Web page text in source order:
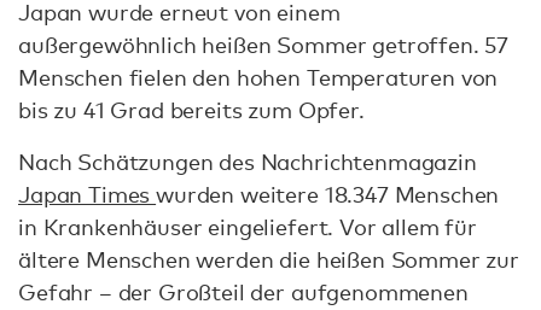
Japan wurde erneut von einem
außergewöhnlich heißen Sommer getroffen. 57
Menschen fielen den hohen Temperaturen von
bis zu 41 Grad bereits zum Opfer.
Nach Schätzungen des Nachrichtenmagazin
Japan Timeswurden weitere 18.347 Menschen
in Krankenhäuser eingeliefert. Vor allem für
ältere Menschen werden die heißen Sommer zur
Gefahr – der Großteil der aufgenommenen